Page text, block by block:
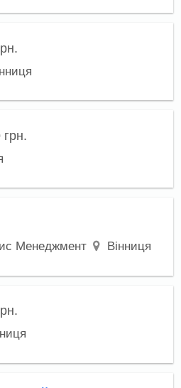
грн.
Менеджмент Вінниця